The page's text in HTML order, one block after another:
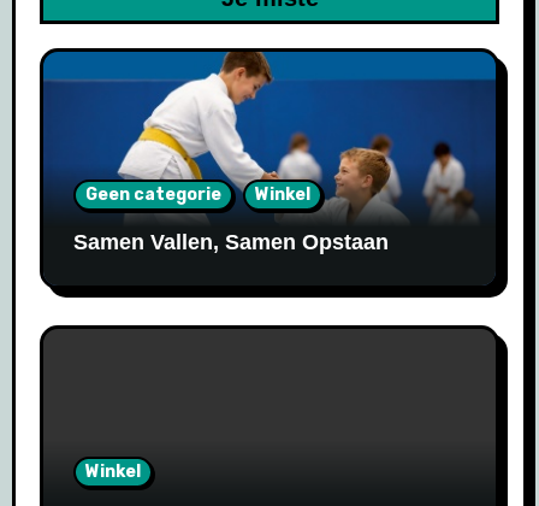
Geen categorie Winkel
Samen Vallen, Samen Opstaan
Winkel